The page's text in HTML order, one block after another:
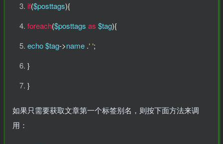
if($posttags){
foreach($posttags as $tag){
echo $tag->name .‘ ‘;
}
}
如果只需要获取文章第一个标签别名，则按下面方法来调
用：